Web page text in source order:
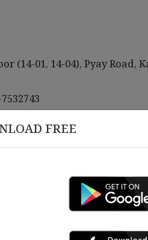
(14-01, 14-04), Pyay Road,
and legal
and procedures.
𝑴𝒚𝒂𝒏𝒎𝒂𝒓 ၏ ၁၀ နှစ်ပြည့်
FREE